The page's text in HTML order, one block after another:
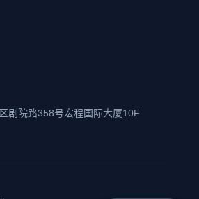
剧院路358号宏程国际大厦10F